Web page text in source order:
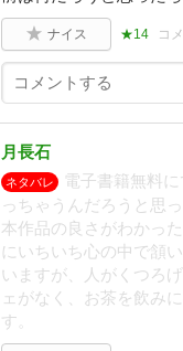
ナイス ★14 コ
月長石
ネタバレ
電子書籍無料
っちゃうんだろうと思
本作品の良さがわかっ
にいちいち心の中で頷
いますが、人がくつろ
ェがなく、お茶を飲み
す。